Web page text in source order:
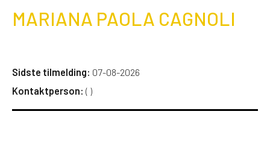
MARIANA PAOLA CAGNOLI
Sidste tilmelding: 07-08-2026
Kontaktperson: ( )